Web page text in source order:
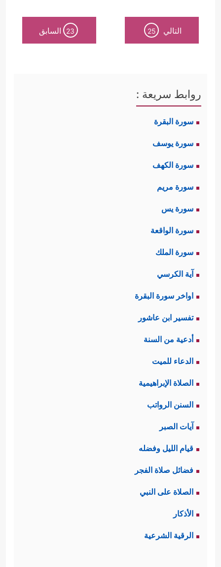
التالي 25
23 السابق
روابط سريعة :
سورة البقرة
سورة يوسف
سورة الكهف
سورة مريم
سورة يس
سورة الواقعة
سورة الملك
آية الكرسي
اواخر سورة البقرة
تفسير ابن عاشور
أدعية من السنة
الدعاء للميت
الصلاة الإبراهيمية
السنن الرواتب
آيات الصبر
قيام الليل وفضله
فضائل صلاة الفجر
الصلاة على النبي
الأذكار
الرقية الشرعية